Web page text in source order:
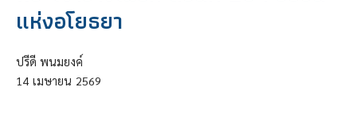
แห่งอโยธยา
ปรีดี พนมยงค์
14 เมษายน 2569